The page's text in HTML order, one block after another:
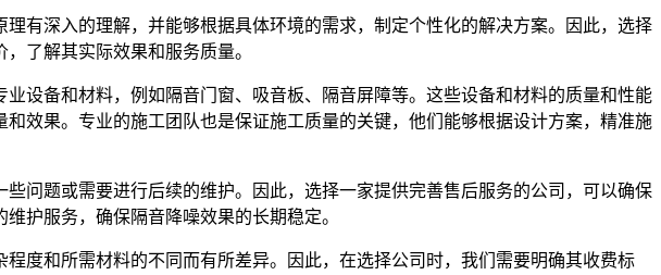
有深入的理解，并能够根据具体环境的需求，制定个性化的解决方案。因此，选择
了解其实际效果和服务质量。
设备和材料，例如隔音门窗、吸音板、隔音屏障等。这些设备和材料的质量和性能
效果。专业的施工团队也是保证施工质量的关键，他们能够根据设计方案，精准施
问题或需要进行后续的维护。因此，选择一家提供完善售后服务的公司，可以确保
护服务，确保隔音降噪效果的长期稳定。
度和所需材料的不同而有所差异。因此，在选择公司时，我们需要明确其收费标